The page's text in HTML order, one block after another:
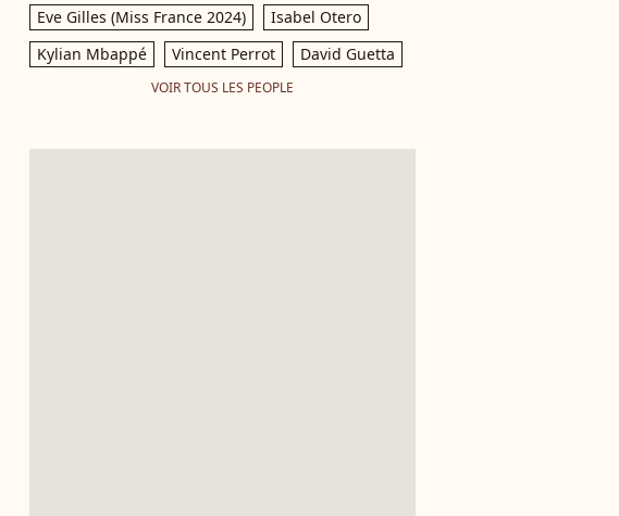
Eve Gilles (Miss France 2024)
Isabel Otero
Kylian Mbappé
Vincent Perrot David Guetta
VOIR TOUS LES PEOPLE